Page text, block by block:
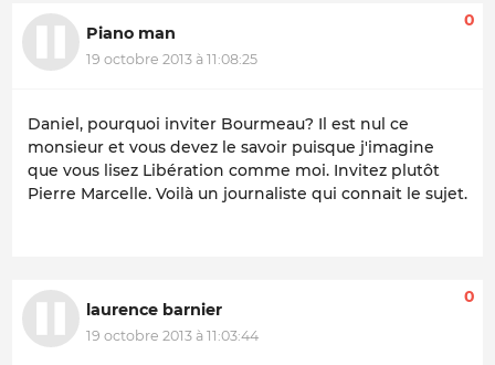
Piano man
19 octobre 2013 à 11:08:25
0
Daniel, pourquoi inviter Bourmeau? Il est nul ce
monsieur et vous devez le savoir puisque j'imagine
que vous lisez Libération comme moi. Invitez plutôt
Pierre Marcelle. Voilà un journaliste qui connait le sujet.
laurence barnier
19 octobre 2013 à 11:03:44
0